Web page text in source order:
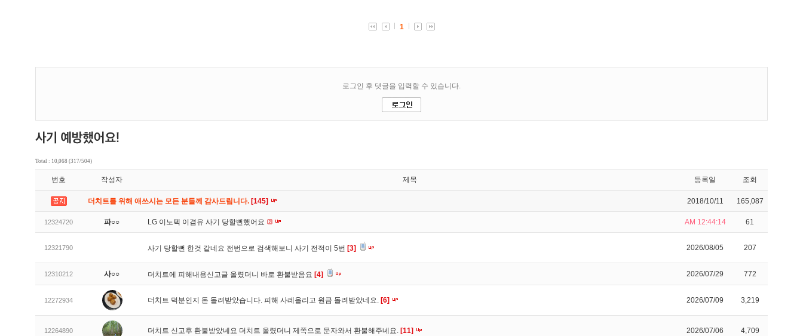
Total : 10,068 (317/504)
번호 작성자 제목 등록일 조회
더치트를 위해 애쓰시는 모든 분들께 감사드립니다. [145] 2018/10/11 165,087
12324720 파○○ LG 이노텍 이겸유 사기 당할뻔했어요 AM 12:44:14 61
12321790 사기 당할뻔 한것 같네요 전번으로 검색해보니 사기 전적이 5번 [3] 2026/08/05 207
12310212 사○○ 더치트에 피해내용신고글 올렸더니 바로 환불받음요 [4] 2026/07/29 772
12272934 더치트 덕분인지 돈 돌려받았습니다. 피해 사례올리고 원금 돌려받았네요. [6] 2026/07/09 3,219
12264890 더치트 신고후 환불받았네요 더치트 올렸더니 제쪽으로 문자와서 환불해주네요. [11] 2026/07/06 4,709